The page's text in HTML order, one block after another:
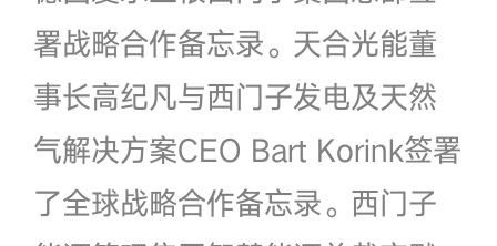
署战略合作备忘录。天合光能董
事长高纪凡与西门子发电及天然
气解决方案CEO Bart Korink签署
了全球战略合作备忘录。西门子